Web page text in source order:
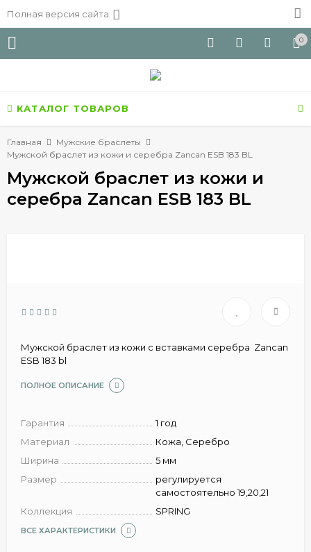
Полная версия сайта
0
КАТАЛОГ ТОВАРОВ
Главная
Мужские браслеты
Мужской браслет из кожи и серебра Zancan ESB 183 BL
Мужской браслет из кожи и
серебра Zancan ESB 183 BL
Мужской браслет из кожи с вставками серебра Zancan
ESB 183 bl
ПОЛНОЕ ОПИСАНИЕ
Гарантия
1 год
Материал
Кожа, Серебро
Ширина
5 мм
Размер
регулируется
самостоятельно 19,20,21
Коллекция
SPRING
ВСЕ ХАРАКТЕРИСТИКИ